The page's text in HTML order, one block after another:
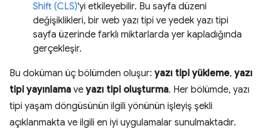
Shift (CLS)'yi etkileyebilir. Bu sayfa düzeni
değişiklikleri, bir web yazı tipi ve yedek yazı tipi
sayfa üzerinde farklı miktarlarda yer kapladığında
gerçekleşir.
Bu doküman üç bölümden oluşur: yazı tipi yükleme, yazı
tipi yayınlama ve yazı tipi oluşturma. Her bölümde, yazı
tipi yaşam döngüsünün ilgili yönünün işleyiş şekli
açıklanmakta ve ilgili en iyi uygulamalar sunulmaktadır.